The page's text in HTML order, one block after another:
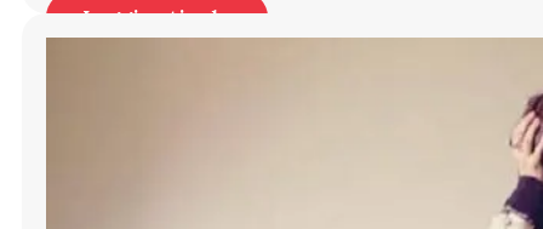
Leggi articolo